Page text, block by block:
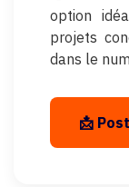
option
projets
dans le
📩